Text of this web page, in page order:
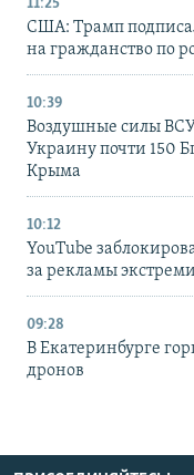
11:25
США: Трамп
на гражданство по
10:39
Воздушные силы
Украину почти 150
Крыма
10:12
YouTube
за рекламы
09:28
В Екатеринбурге
дронов